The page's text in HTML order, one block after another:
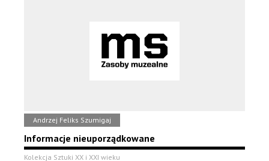
Andrzej Feliks Szumigaj
Informacje nieuporządkowane
Kolekcja Sztuki XX i XXI wieku